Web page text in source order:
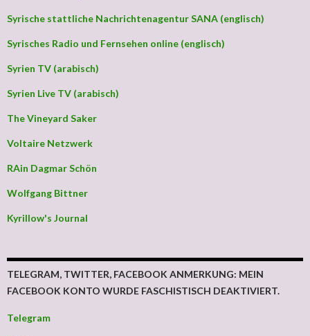
Syrische stattliche Nachrichtenagentur SANA (englisch)
Syrisches Radio und Fernsehen online (englisch)
Syrien TV (arabisch)
Syrien Live TV (arabisch)
The Vineyard Saker
Voltaire Netzwerk
RAin Dagmar Schön
Wolfgang Bittner
Kyrillow's Journal
TELEGRAM, TWITTER, FACEBOOK ANMERKUNG: MEIN
FACEBOOK KONTO WURDE FASCHISTISCH DEAKTIVIERT.
Telegram